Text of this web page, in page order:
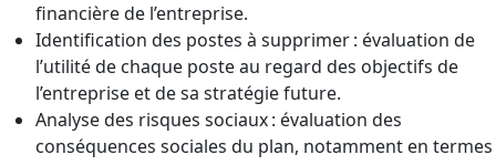
financière de l’entreprise.
Identification des postes à supprimer : évaluation de
l’utilité de chaque poste au regard des objectifs de
l’entreprise et de sa stratégie future.
Analyse des risques sociaux : évaluation des
conséquences sociales du plan, notamment en termes